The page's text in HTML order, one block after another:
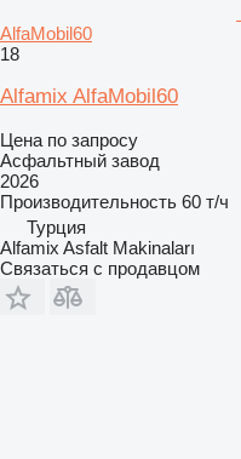
AlfaMobil60
18
Alfamix AlfaMobil60
Цена по запросу
Асфальтный завод
2026
Производительность 60 т/ч
Турция
Alfamix Asfalt Makinaları
Связаться с продавцом